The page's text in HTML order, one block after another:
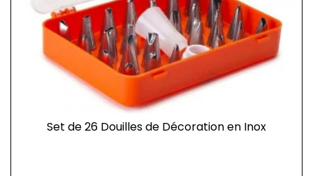
Set de 26 Douilles de Décoration en Inox